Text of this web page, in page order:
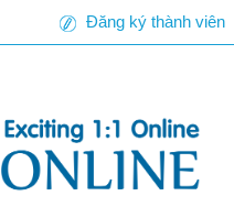
Đăng ký thành viên